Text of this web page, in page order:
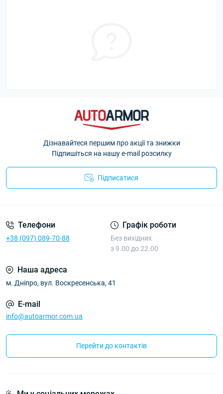
Дізнавайтеся першим про акції та знижки
Підпишіться на нашу e-mail розсилку
Підписатися
Телефони
+38 (097) 089-70-88
Графік роботи
Без вихідних
з 9.00 до 22.00
Наша адреса
м. Дніпро, вул. Воскресенська, 41
E-mail
info@autoarmor.com.ua
Перейти до контактів